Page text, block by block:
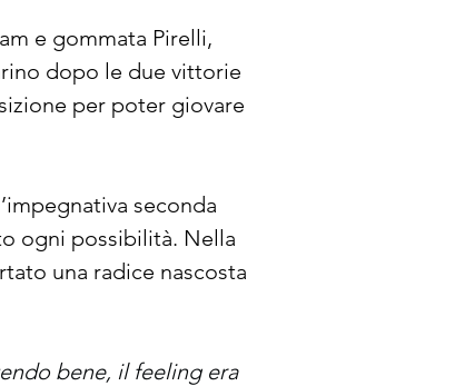
e gommata Pirelli,
dopo le due vittorie
per poter giovare
seconda
ogni possibilità. Nella
una radice nascosta
bene, il feeling era